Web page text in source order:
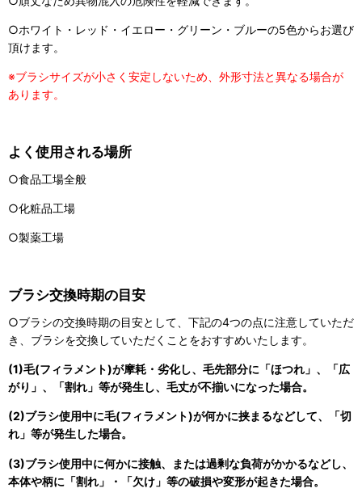
○ホワイト・レッド・イエロー・グリーン・ブルーの5色からお選び
頂けます。
※ブラシサイズが小さく安定しないため、外形寸法と異なる場合が
あります。
よく使用される場所
○食品工場全般
○化粧品工場
○製薬工場
ブラシ交換時期の目安
○ブラシの交換時期の目安として、下記の4つの点に注意していただ
き、ブラシを交換していただくことをおすすめいたします。
(1)毛(フィラメント)が摩耗・劣化し、毛先部分に「ほつれ」、「広
がり」、「割れ」等が発生し、毛丈が不揃いになった場合。
(2)ブラシ使用中に毛(フィラメント)が何かに挟まるなどして、「切
れ」等が発生した場合。
(3)ブラシ使用中に何かに接触、または過剰な負荷がかかるなどし、
本体や柄に「割れ」・「欠け」等の破損や変形が起きた場合。